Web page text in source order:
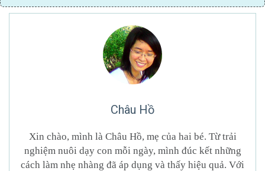
Châu Hồ
Xin chào, mình là Châu Hồ, mẹ của hai bé. Từ trải
nghiệm nuôi dạy con mỗi ngày, mình đúc kết những
cách làm nhẹ nhàng đã áp dụng và thấy hiệu quả. Với